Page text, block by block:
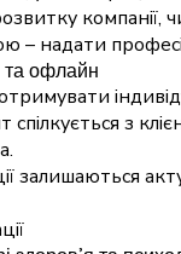
компанії,
– надати
та офлайн
з
залишаються